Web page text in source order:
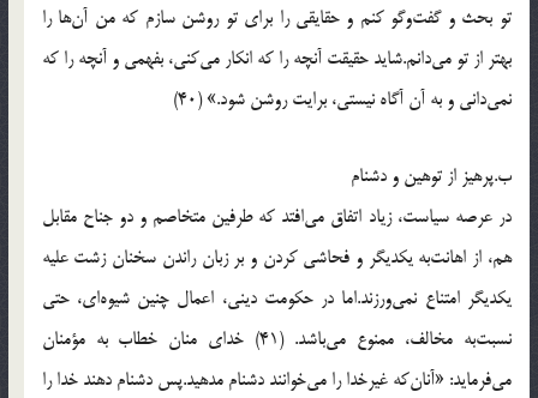
تو بحث و گفت‌وگو كنم و حقایقی را برای تو روشن سازم كه من آن‌ها را
بهتر از تو می‌دانم.شاید حقیقت آنچه را كه انكار می‌كنی، بفهمی و آنچه را كه
نمی‌دانی و به آن آگاه نیستی، برایت روشن شود.» (40)
ب.پرهیز از توهین و دشنام
در عرصه سیاست، زیاد اتفاق می‌افتد كه طرفین متخاصم و دو جناح مقابل
هم، از اهانت‌به یكدیگر و فحاشی كردن و بر زبان راندن سخنان زشت علیه
یكدیگر امتناع نمی‌ورزند.اما در حكومت دینی، اعمال چنین شیوه‌ای، حتی
نسبت‌به مخالف، ممنوع می‌باشد. (41) خدای منان خطاب به مؤمنان
می‌فرماید: «آنان‌كه غیرخدا را می‌خوانند دشنام مدهید.پس دشنام دهند خدا را